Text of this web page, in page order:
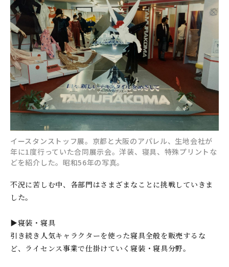
イースタンストッフ展。京都と大阪のアパレル、生地会社が
年に1度行っていた合同展示会。洋装、寝具、特殊プリントな
どを紹介した。昭和56年の写真。
不況に苦しむ中、各部門はさまざまなことに挑戦していきま
した。
▶寝装・寝具
引き続き人気キャラクターを使った寝具全般を販売するな
ど、ライセンス事業で仕掛けていく寝装・寝具分野。